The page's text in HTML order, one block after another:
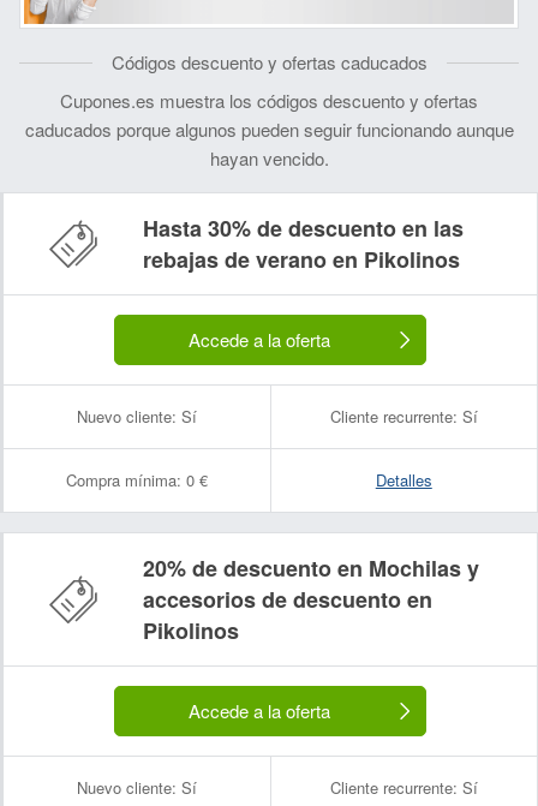
Códigos descuento y ofertas caducados
Cupones.es muestra los códigos descuento y ofertas
caducados porque algunos pueden seguir funcionando aunque
hayan vencido.
Hasta 30% de descuento en las
rebajas de verano en Pikolinos
Accede a la oferta
Nuevo cliente: Sí Cliente recurrente: Sí
Compra mínima: 0 € Detalles
20% de descuento en Mochilas y
accesorios de descuento en
Pikolinos
Accede a la oferta
Nuevo cliente: Sí Cliente recurrente: Sí